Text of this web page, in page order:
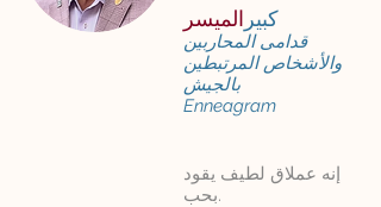
كبير الميسر
قدامى المحاربين
والأشخاص المرتبطين
بالجيش
Enneagram
إنه عملاق لطيف يقود
بحب.